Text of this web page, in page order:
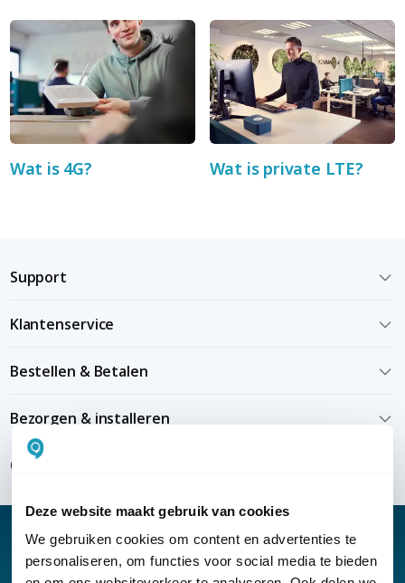
Deze website maakt gebruik van cookies
We gebruiken cookies om content en advertenties te
personaliseren, om functies voor social media te bieden
Wat is 4G? Wat is private LTE?
Support
Klantenservice
Bestellen & Betalen
Bezorgen & installeren
Over KommaGo